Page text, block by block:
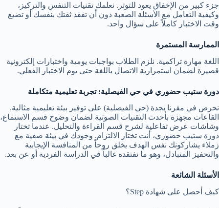
جزء كبير من الإخفاق يعود للتوتر. نعلمك تقنيات التنفس والتركيز،
وكيفية التعامل مع الأسئلة الصعبة دون أن تفقد ثقتك بنفسك أو تضيع
وقت الاختبار كاملاً على سؤال واحد.
الممارسة المستمرة
اللغة مهارة تراكمية. نلزم الطلاب بواجبات يومية واختبارات إلكترونية
قصيرة لضمان استمرارية الاتصال باللغة حتى يوم الاختبار الفعلي.
دورة ستيب حضوري في حي الفيصلية: تجربة تعليمية متكاملة
نحرص في مقرنا بجدة (حي الفيصلية) على توفير بيئة تعليمية مثالية.
القاعات مجهزة بأحدث التقنيات الصوتية لضمان وضوح قسم الاستماع،
وشاشات عرض تفاعلية لشرح قسم القراءة والتحليل. عندما تختار
دورة ستيب حضوري، أنت تختار الالتزام. وجودك في بيئة صفية مع
زملاء يشاركونك نفس الهدف يخلق روحاً من المنافسة الإيجابية
والتحفيز المتبادل، وهو ما نفتقده غالباً في الدراسة الفردية أو عن بعد.
الأسئلة الشائعة
كيف أحصل على شهادة Step؟